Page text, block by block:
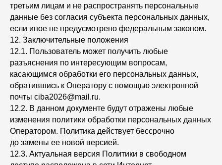
третьим лицам и не распространять персональные
данные без согласия субъекта персональных данных,
если иное не предусмотрено федеральным законом.
12. Заключительные положения
12.1. Пользователь может получить любые
разъяснения по интересующим вопросам,
касающимся обработки его персональных данных,
обратившись к Оператору с помощью электронной
почты ciba2026@mail.ru.
12.2. В данном документе будут отражены любые
изменения политики обработки персональных данных
Оператором. Политика действует бессрочно
до замены ее новой версией.
12.3. Актуальная версия Политики в свободном